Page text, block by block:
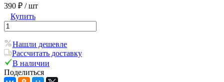
390 ₽ / шт
Купить
Нашли дешевле
Рассчитать доставку
В наличии
Поделиться